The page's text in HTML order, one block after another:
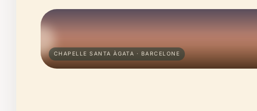
CHAPELLE SANTA ÀGATA · BARCELONE